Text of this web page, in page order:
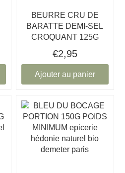
BEURRE CRU DE
BARATTE DEMI-SEL
CROQUANT 125G
€2,95
Ajouter au panier